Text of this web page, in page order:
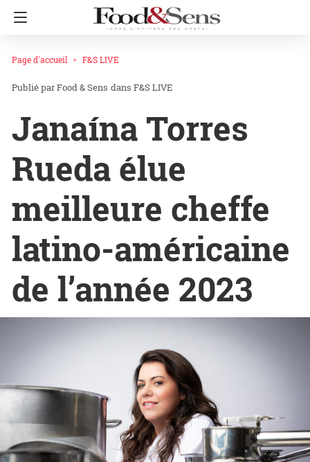
Page d'accueil F&S LIVE
Food & Sens dans F&S LIVE
Janaína Torres
Rueda élue
meilleure cheffe
latino-américaine
de l’année 2023